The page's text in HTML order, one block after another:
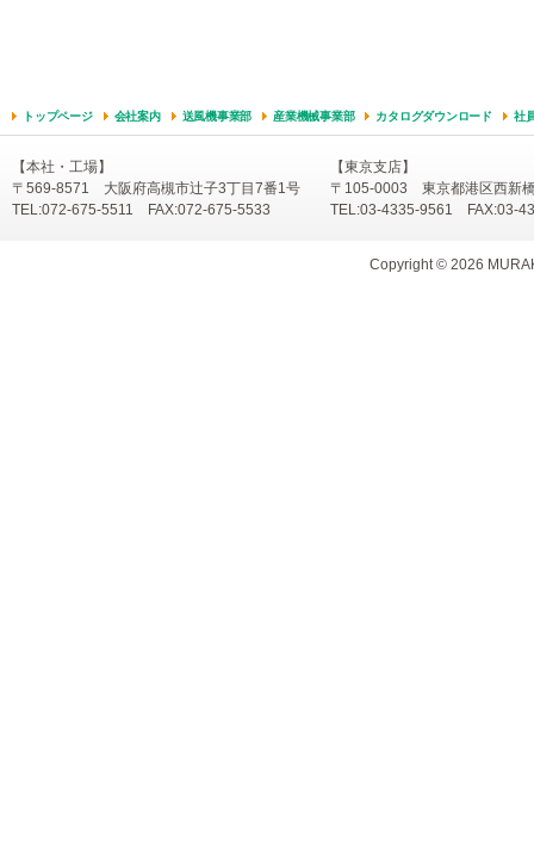
【本社・工場】
〒569-8571 大阪府高槻市辻子3丁目7番1号
TEL:072-675-5511 FAX:072-675-5533
【東京支店】
〒105-0003 東京都港区西新
TEL:03-4335-9561 FAX:03-
Copyright © 2026
トップページ 会社案内 送風機事業部 産業機械事業部 カタログダウンロード 社